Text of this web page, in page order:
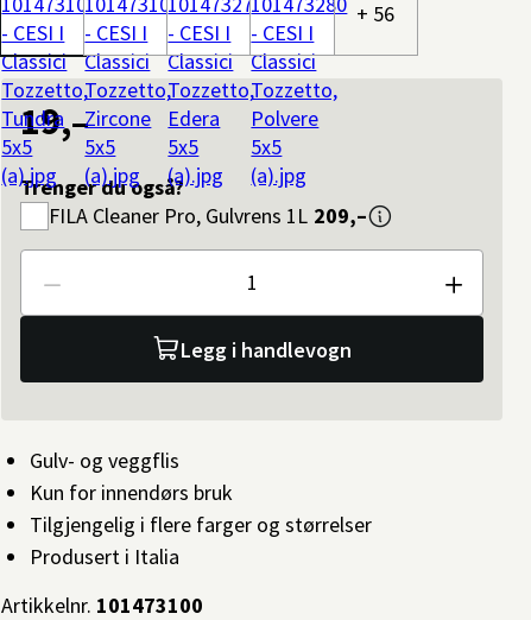
+ 56
19,–
Trenger du også?
FILA Cleaner Pro, Gulvrens 1L 209,–
Antall
Legg i handlevogn
Gulv- og veggflis
Kun for innendørs bruk
Tilgjengelig i flere farger og størrelser
Produsert i Italia
Artikkelnr. 101473100